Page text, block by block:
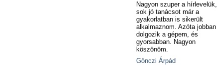
Nagyon szuper a hírlevelük,
sok jó tanácsot már a
gyakorlatban is sikerült
alkalmaznom. Azóta jobban
dolgozik a gépem, és
gyorsabban. Nagyon
köszönöm.
Gönczi Árpád